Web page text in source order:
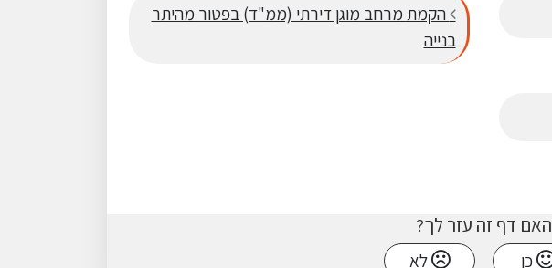
הקמת מרחב מוגן דירתי (ממ"ד) בפטור מהיתר
בנייה
האם דף זה עזר לך?
כן לא